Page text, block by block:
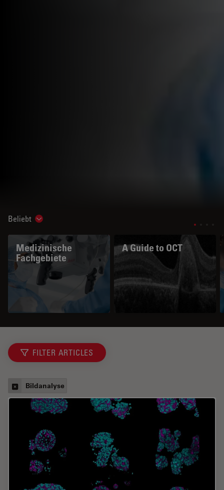
Beliebt Show subnavigation
Medizinische
Fachgebiete
A Guide to OCT
FILTER ARTICLES
Bildanalyse